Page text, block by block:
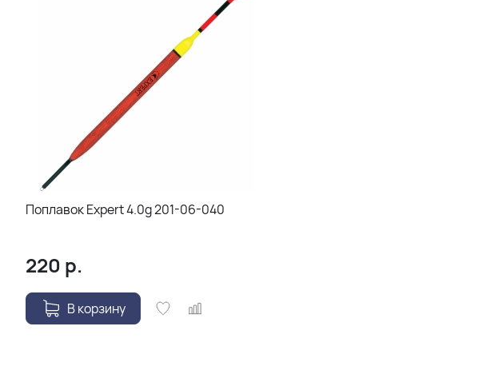
Поплавок Expert 4.0g 201-06-040
220 р.
В корзину